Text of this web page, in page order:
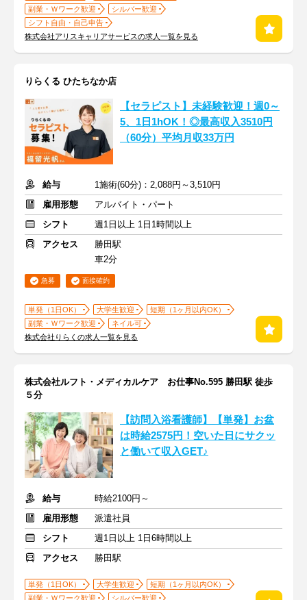
副業・Ｗワーク歓迎
シルバー歓迎
シフト自由・自己申告
株式会社アリスキャリアサービスの求人一覧を見る
りらくる ひたちなか店
【セラピスト】未経験歓迎！週0～
5、1日1hOK！◎最高収入3510円
（60分）平均月収33万円
給与
1施術(60分)：2,088円～3,510円
雇用形態
アルバイト・パート
シフト
週1日以上 1日1時間以上
アクセス
勝田駅
車2分
急募 面接確約
単発（1日OK） 大学生歓迎
短期（1ヶ月以内OK）
副業・Ｗワーク歓迎
ネイル可
株式会社りらくの求人一覧を見る
株式会社ルフト・メディカルケア お仕事No.595 勝田駅 徒歩
５分
【訪問入浴看護師】【単発】お盆
は時給2575円！空いた日にサクッ
と働いて収入GET♪
給与
時給2100円～
雇用形態
派遣社員
シフト
週1日以上 1日6時間以上
アクセス
勝田駅
単発（1日OK） 大学生歓迎
短期（1ヶ月以内OK）
副業・Ｗワーク歓迎
シルバー歓迎